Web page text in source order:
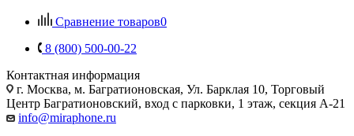
Сравнение товаров0
8 (800) 500-00-22
Контактная информация
г. Москва, м. Багратионовская, Ул. Барклая 10, Торговый
Центр Багратионовский, вход с парковки, 1 этаж, секция А-21
info@miraphone.ru